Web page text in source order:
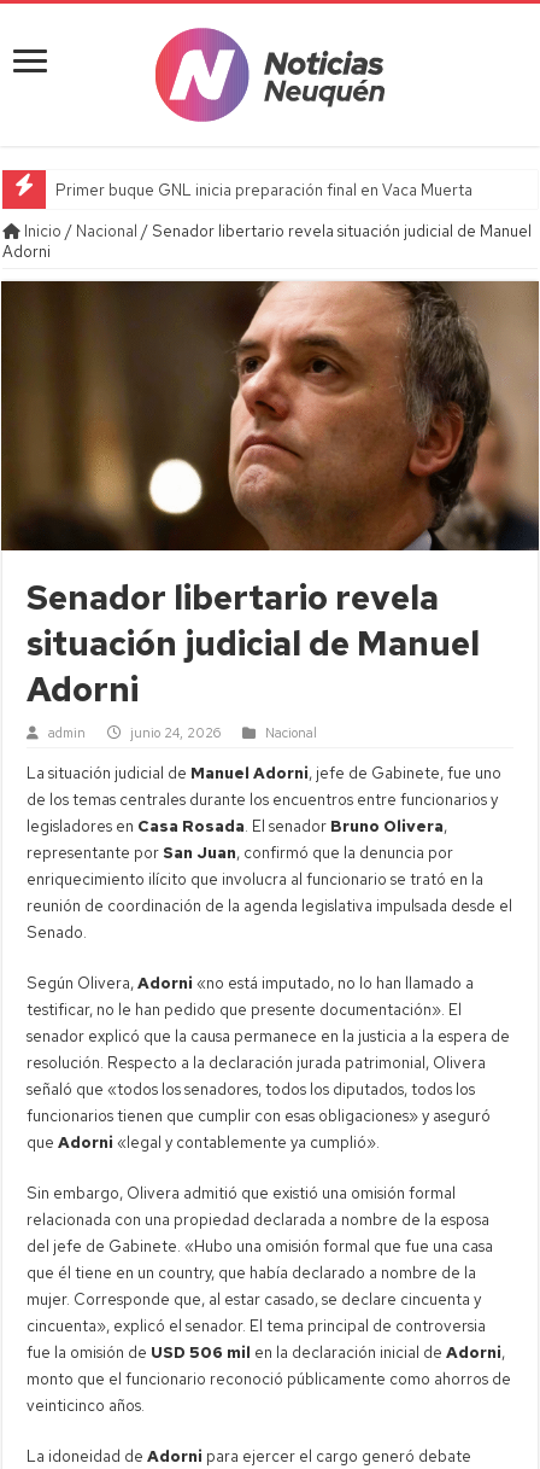
Primer buque GNL inicia preparación final en Vaca Muerta
Inicio / Nacional / Senador libertario revela situación judicial de Manuel
Adorni
Senador libertario revela
situación judicial de Manuel
Adorni
admin junio 24, 2026 Nacional
La situación judicial de Manuel Adorni, jefe de Gabinete, fue uno
de los temas centrales durante los encuentros entre funcionarios y
legisladores en Casa Rosada. El senador Bruno Olivera,
representante por San Juan, confirmó que la denuncia por
enriquecimiento ilícito que involucra al funcionario se trató en la
reunión de coordinación de la agenda legislativa impulsada desde el
Senado.
Según Olivera,Adorni «no está imputado, no lo han llamado a
testificar, no le han pedido que presente documentación». El
senador explicó que la causa permanece en la justicia a la espera de
resolución. Respecto a la declaración jurada patrimonial, Olivera
señaló que «todos los senadores, todos los diputados, todos los
funcionarios tienen que cumplir con esas obligaciones» y aseguró
queAdorni «legal y contablemente ya cumplió».
Sin embargo, Olivera admitió que existió una omisión formal
relacionada con una propiedad declarada a nombre de la esposa
del jefe de Gabinete. «Hubo una omisión formal que fue una casa
que él tiene en un country, que había declarado a nombre de la
mujer. Corresponde que, al estar casado, se declare cincuenta y
cincuenta», explicó el senador. El tema principal de controversia
fue la omisión de USD 506 mil en la declaración inicial deAdorni,
monto que el funcionario reconoció públicamente como ahorros de
veinticinco años.
La idoneidad deAdorni para ejercer el cargo generó debate